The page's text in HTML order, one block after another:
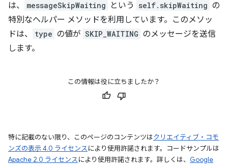
は、
messageSkipWaiting という self.skipWaiting の
特別なヘルパー メソッドを利用しています。このメソッ
ドは、
type の値が SKIP_WAITING のメッセージを送信
します。
この情報は役に立ちましたか？
特に記載のない限り、このページのコンテンツはクリエイティブ・コモ
ンズの表示 4.0 ライセンスにより使用許諾されます。コードサンプルは
Apache 2.0 ライセンスにより使用許諾されます。詳しくは、 Google